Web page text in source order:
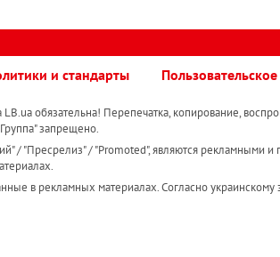
и стандарты
обязательна! Перепечатка, копирование,
запрещено.
/ "Пресрелиз" / "Promoted", являются рекламными и
в рекламных материалах. Согласно украинскому